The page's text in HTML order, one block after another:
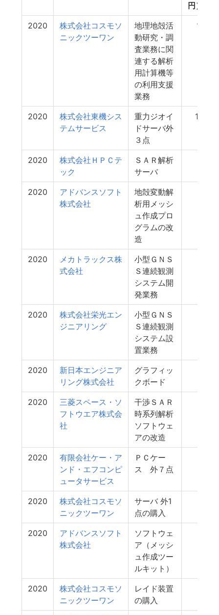
円）
2020
株式会社コスモソ
ニックツーワン
地理地殻活
動研究・調
査業務に関
連する解析
用計算機等
の利用支援
業務
11
2020
株式会社東機シス
テムサービス
重力ジオイ
ドサーバ外
３点
10
2020
株式会社ＨＰＣテ
ック
ＳＡＲ解析
サーバ
2020
アドバンスソフト
株式会社
地殻変動解
析用メッシ
ュ作成プロ
グラムの改
造
2020
メカトラックス株
式会社
小型ＧＮＳ
Ｓ連続観測
システム開
発業務
2020
株式会社栄光エン
ジニアリング
小型ＧＮＳ
Ｓ連続観測
システム設
置業務
2020
新日本エンジニア
リング株式会社
グラフィッ
クボード
2020
三菱スペース・ソ
フトウエア株式会
社
干渉ＳＡＲ
時系列解析
ソフトウェ
アの改造
2020
有限会社ケー・ア
ンド・エフコンピ
ュータサービス
ＰＣケー
ス 外７点
2020
株式会社コスモソ
ニックツーワン
サーバ 外1
点の購入
2020
アドバンスソフト
株式会社
ソフトウェ
ア（メッシ
ュ作成ツー
ルキット）
2020
株式会社コスモソ
ニックツーワン
レイド装置
の購入